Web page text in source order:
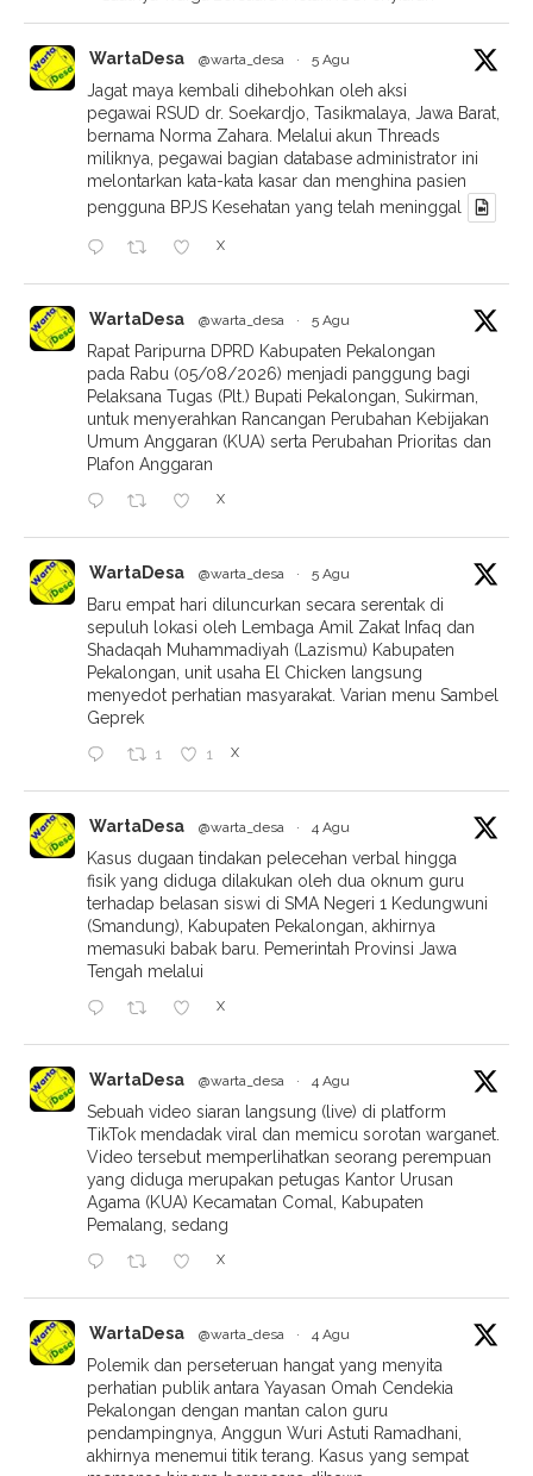
WartaDesa @warta_desa · 5 Agu
Jagat maya kembali dihebohkan oleh aksi
pegawai RSUD dr. Soekardjo, Tasikmalaya, Jawa Barat,
bernama Norma Zahara. Melalui akun Threads
miliknya, pegawai bagian database administrator ini
melontarkan kata-kata kasar dan menghina pasien
pengguna BPJS Kesehatan yang telah meninggal
X
WartaDesa @warta_desa · 5 Agu
Rapat Paripurna DPRD Kabupaten Pekalongan
pada Rabu (05/08/2026) menjadi panggung bagi
Pelaksana Tugas (Plt.) Bupati Pekalongan, Sukirman,
untuk menyerahkan Rancangan Perubahan Kebijakan
Umum Anggaran (KUA) serta Perubahan Prioritas dan
Plafon Anggaran
X
WartaDesa @warta_desa · 5 Agu
Baru empat hari diluncurkan secara serentak di
sepuluh lokasi oleh Lembaga Amil Zakat Infaq dan
Shadaqah Muhammadiyah (Lazismu) Kabupaten
Pekalongan, unit usaha El Chicken langsung
menyedot perhatian masyarakat. Varian menu Sambel
Geprek
1 1 X
WartaDesa @warta_desa · 4 Agu
Kasus dugaan tindakan pelecehan verbal hingga
fisik yang diduga dilakukan oleh dua oknum guru
terhadap belasan siswi di SMA Negeri 1 Kedungwuni
(Smandung), Kabupaten Pekalongan, akhirnya
memasuki babak baru. Pemerintah Provinsi Jawa
Tengah melalui
X
WartaDesa @warta_desa · 4 Agu
Sebuah video siaran langsung (live) di platform
TikTok mendadak viral dan memicu sorotan warganet.
Video tersebut memperlihatkan seorang perempuan
yang diduga merupakan petugas Kantor Urusan
Agama (KUA) Kecamatan Comal, Kabupaten
Pemalang, sedang
X
WartaDesa @warta_desa · 4 Agu
Polemik dan perseteruan hangat yang menyita
perhatian publik antara Yayasan Omah Cendekia
Pekalongan dengan mantan calon guru
pendampingnya, Anggun Wuri Astuti Ramadhani,
akhirnya menemui titik terang. Kasus yang sempat